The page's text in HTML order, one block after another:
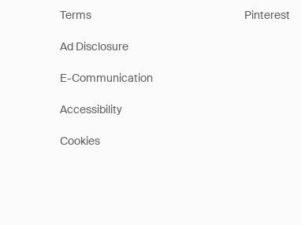
Terms
Ad Disclosure
E-Communication
Accessibility
Cookies
Pinterest